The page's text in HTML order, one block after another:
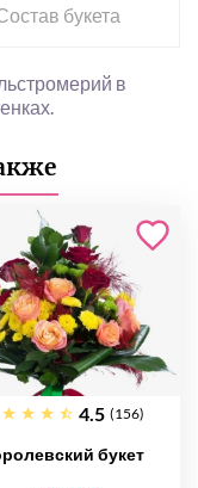
букета
в
4.5 (156)
букет